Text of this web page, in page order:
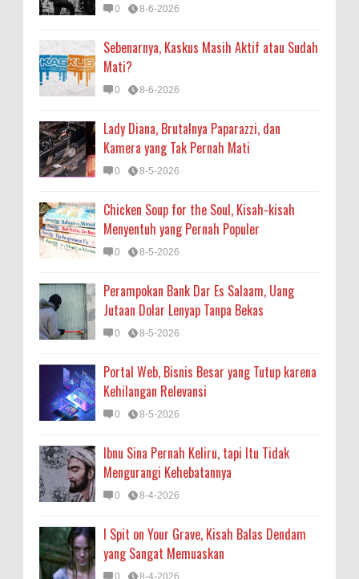
0 8-6-2026
Sebenarnya, Kaskus Masih Aktif atau Sudah
Mati?
0 8-6-2026
Lady Diana, Brutalnya Paparazzi, dan
Kamera yang Tak Pernah Mati
0 8-5-2026
Chicken Soup for the Soul, Kisah-kisah
Menyentuh yang Pernah Populer
0 8-5-2026
Perampokan Bank Dar Es Salaam, Uang
Jutaan Dolar Lenyap Tanpa Bekas
0 8-5-2026
Portal Web, Bisnis Besar yang Tutup karena
Kehilangan Relevansi
0 8-5-2026
Ibnu Sina Pernah Keliru, tapi Itu Tidak
Mengurangi Kehebatannya
0 8-4-2026
I Spit on Your Grave, Kisah Balas Dendam
yang Sangat Memuaskan
0 8-4-2026